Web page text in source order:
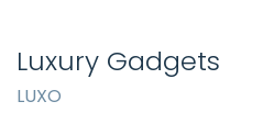
Luxury Gadgets
LUXO